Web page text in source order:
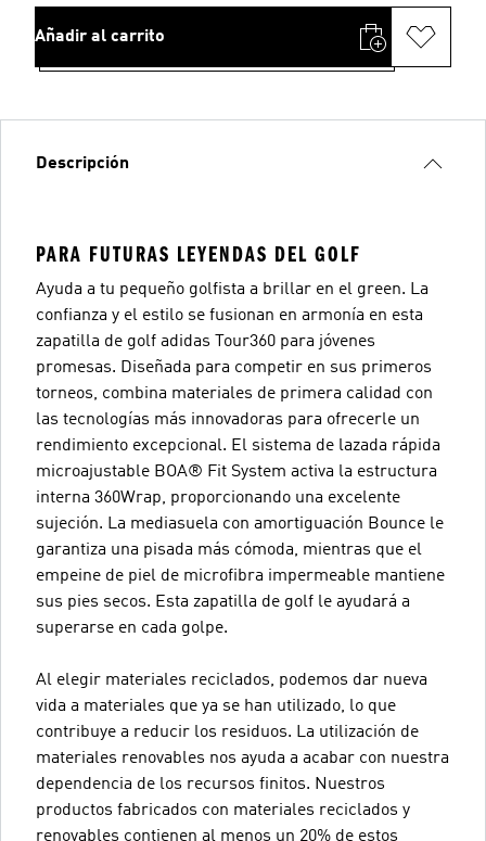
Añadir al carrito
Descripción
PARA FUTURAS LEYENDAS DEL GOLF
Ayuda a tu pequeño golfista a brillar en el green. La
confianza y el estilo se fusionan en armonía en esta
zapatilla de golf adidas Tour360 para jóvenes
promesas. Diseñada para competir en sus primeros
torneos, combina materiales de primera calidad con
las tecnologías más innovadoras para ofrecerle un
rendimiento excepcional. El sistema de lazada rápida
microajustable BOA® Fit System activa la estructura
interna 360Wrap, proporcionando una excelente
sujeción. La mediasuela con amortiguación Bounce le
garantiza una pisada más cómoda, mientras que el
empeine de piel de microfibra impermeable mantiene
sus pies secos. Esta zapatilla de golf le ayudará a
superarse en cada golpe.
Al elegir materiales reciclados, podemos dar nueva
vida a materiales que ya se han utilizado, lo que
contribuye a reducir los residuos. La utilización de
materiales renovables nos ayuda a acabar con nuestra
dependencia de los recursos finitos. Nuestros
productos fabricados con materiales reciclados y
renovables contienen al menos un 20% de estos